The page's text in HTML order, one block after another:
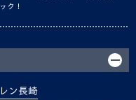
ク！
ン長崎